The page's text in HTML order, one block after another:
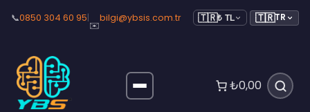
📞0850 304 60 95|
✉️
bilgi@ybsis.com.tr 🇹🇷₺ TL 🇹🇷TR
₺0,00